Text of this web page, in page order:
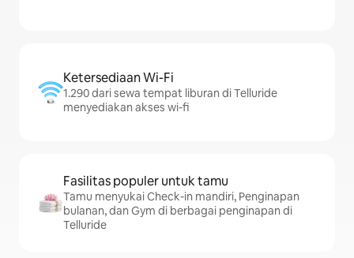
Ketersediaan Wi-Fi
1.290 dari sewa tempat liburan di Telluride
menyediakan akses wi-fi
Fasilitas populer untuk tamu
Tamu menyukai Check-in mandiri, Penginapan
bulanan, dan Gym di berbagai penginapan di
Telluride